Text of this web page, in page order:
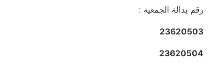
رقم بدالة الجمعية :
23620503
23620504